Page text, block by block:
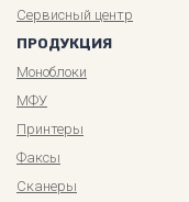
Сервисный центр
ПРОДУКЦИЯ
Моноблоки
МФУ
Принтеры
Факсы
Сканеры